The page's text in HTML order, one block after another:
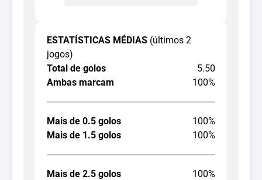
ESTATÍSTICAS MÉDIAS (últimos 2
jogos)
Total de golos
5.50
Ambas marcam
100%
Mais de 0.5 golos
100%
Mais de 1.5 golos
100%
Mais de 2.5 golos
100%